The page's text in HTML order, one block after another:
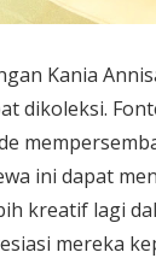
Kania
dikoleksi.
ini dapat
kreatif lagi
mereka